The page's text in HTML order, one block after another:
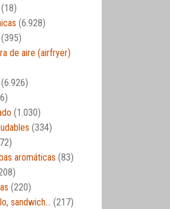
(18)
(6.928)
(395)
de aire (airfryer)
(6.926)
(1.030)
(334)
aromáticas (83)
(220)
sandwich… (217)